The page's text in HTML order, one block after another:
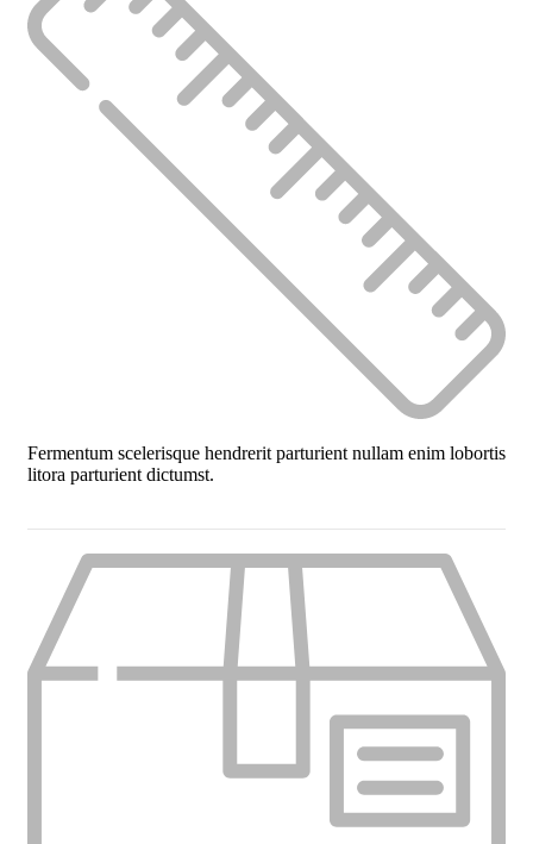
Fermentum scelerisque hendrerit parturient nullam enim lobortis
litora parturient dictumst.